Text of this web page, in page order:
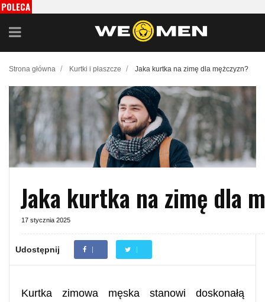
POLECA
Strona główna / Kurtki i płaszcze / Jaka kurtka na zimę dla mężczyzn?
Jaka kurtka na zimę dla
17 stycznia 2025
Udostępnij
Kurtka zimowa męska stanowi doskonałą